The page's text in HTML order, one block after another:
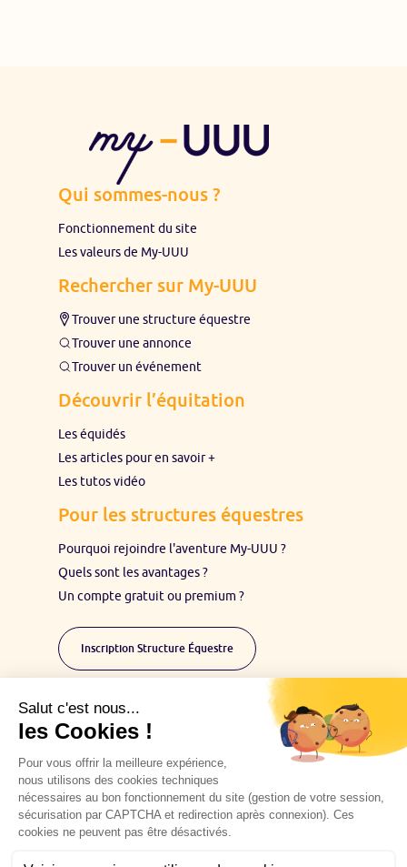
Qui sommes-nous ?
Fonctionnement du site
Les valeurs de My-UUU
Rechercher sur My-UUU
Trouver une structure équestre
Trouver une annonce
Trouver un événement
Découvrir l’équitation
Les équidés
Les articles pour en savoir +
Les tutos vidéo
Pour les structures équestres
Pourquoi rejoindre l'aventure My-UUU ?
Quels sont les avantages ?
Un compte gratuit ou premium ?
Inscription Structure Équestre
Restons en contact :
Inscrivez-vous à notre Newsletter pour suivre
l'aventure My-UUU
Vous avez une question, écrivez-nous
Vous souhaitez être partenaire My-UUU, contactez-
nous